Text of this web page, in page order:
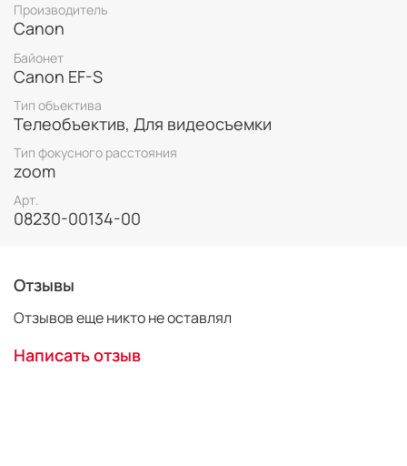
Преимущества
Поместите в кадр больше деталей с помощью
Производитель
Canon
Байонет
Canon EF-S
Тип объектива
Телеобъектив, Для видеосъемки
Тип фокусного расстояния
zoom
Арт.
08230-00134-00
Отзывы
Отзывов еще никто не оставлял
Написать отзыв